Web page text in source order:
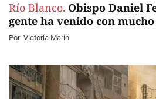
Río Blanco. Obispo Daniel
gente ha venido con
Por Victoria Marín